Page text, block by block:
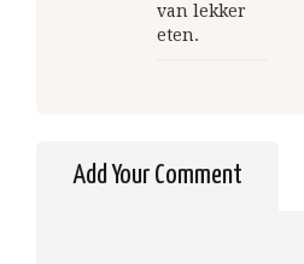
van lekker
eten.
Add Your Comment